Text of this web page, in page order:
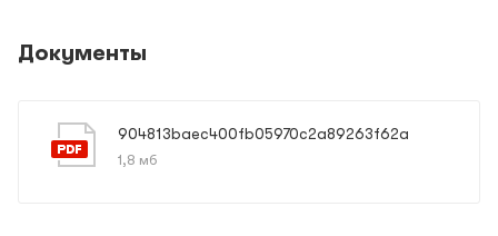
Документы
904813baec400fb05970c2a89263f62a
1,8 мб